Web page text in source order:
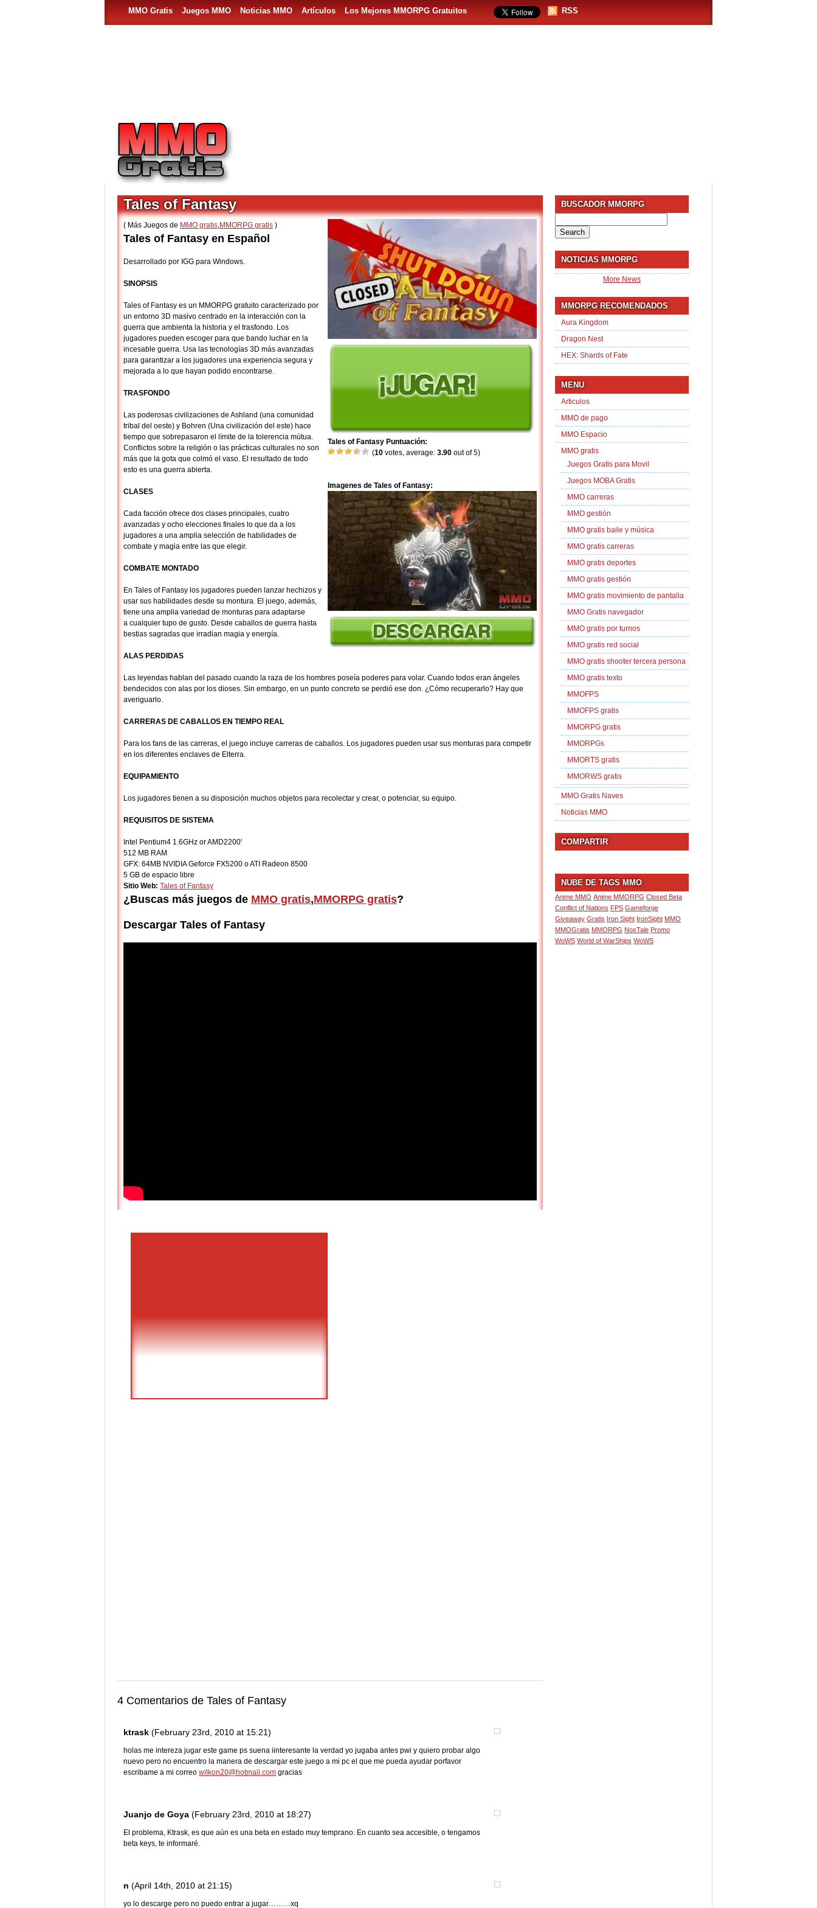
MMO Gratis Juegos MMO Noticias MMO Artículos Los Mejores MMORPG Gratuitos RSS
Tales of Fantasy Puntuación:
(10 votes, average: 3.90 out of 5)
Imagenes de Tales of Fantasy:
Tales of Fantasy
( Más Juegos de MMO gratis,MMORPG gratis )
Tales of Fantasy en Español
Desarrollado por IGG para Windows.
SINOPSIS
Tales of Fantasy es un MMORPG gratuito caracterizado por
un entorno 3D masivo centrado en la interacción con la
guerra que ambienta la historia y el trasfondo. Los
jugadores pueden escoger para que bando luchar en la
incesable guerra. Usa las tecnologías 3D más avanzadas
para garantizar a los jugadores una experiencia segura y
mejorada a lo que hayan podido encontrarse.
TRASFONDO
Las poderosas civilizaciones de Ashland (una comunidad
tribal del oeste) y Bohren (Una civilización del este) hace
tiempo que sobrepasaron el límite de la tolerencia mútua.
Conflictos sobre la religión o las prácticas culturales no son
más que la gota que colmó el vaso. El resultado de todo
esto es una guerra abierta.
CLASES
Cada facción ofrece dos clases principales, cuatro
avanzadas y ocho elecciones finales lo que da a los
jugadores a una amplia selección de habilidades de
combate y magia entre las que elegir.
COMBATE MONTADO
En Tales of Fantasy los jugadores pueden lanzar hechizos y
usar sus habilidades desde su montura. El juego, además,
tiene una amplia variedad de monturas para adaptarse
a cualquier tupo de gusto. Desde caballos de guerra hasta
bestias sagradas que irradian magia y energía.
ALAS PERDIDAS
Las leyendas hablan del pasado cuando la raza de los hombres poseía poderes para volar. Cuando todos eran ángeles
bendecidos con alas por los dioses. Sin embargo, en un punto concreto se perdió ese don. ¿Cómo recuperarlo? Hay que
averiguarlo.
CARRERAS DE CABALLOS EN TIEMPO REAL
Para los fans de las carreras, el juego incluye carreras de caballos. Los jugadores pueden usar sus monturas para competir
en los diferentes enclaves de Elterra.
EQUIPAMIENTO
Los jugadores tienen a su disposición muchos objetos para recolectar y crear, o potenciar, su equipo.
REQUISITOS DE SISTEMA
Intel Pentium4 1.6GHz or AMD2200'
512 MB RAM
GFX: 64MB NVIDIA Geforce FX5200 o ATI Radeon 8500
5 GB de espacio libre
Sitio Web: Tales of Fantasy
¿Buscas más juegos de MMO gratis,MMORPG gratis?
Descargar Tales of Fantasy
4 Comentarios de Tales of Fantasy
ktrask (February 23rd, 2010 at 15:21)
holas me intereza jugar este game ps suena iinteresante la verdad yo jugaba antes pwi y quiero probar algo
nuevo pero no encuentro la manera de descargar este juego a mi pc el que me pueda ayudar porfavor
escribame a mi correo wilkon20@hotmail.com gracias
Juanjo de Goya (February 23rd, 2010 at 18:27)
El problema, Ktrask, es que aún es una beta en estado muy temprano. En cuanto sea accesible, o tengamos
beta keys, te informaré.
n (April 14th, 2010 at 21:15)
yo lo descarge pero no puedo entrar a jugar………xq
BUSCADOR MMORPG
for:
NOTICIAS MMORPG
More News
MMORPG RECOMENDADOS
Aura Kingdom
Dragon Nest
HEX: Shards of Fate
MENU
Articulos
MMO de pago
MMO Espacio
MMO gratis
Juegos Gratis para Movil
Juegos MOBA Gratis
MMO carreras
MMO gestión
MMO gratis baile y música
MMO gratis carreras
MMO gratis deportes
MMO gratis gestión
MMO gratis movimiento de pantalla
MMO Gratis navegador
MMO gratis por turnos
MMO gratis red social
MMO gratis shooter tercera persona
MMO gratis texto
MMOFPS
MMOFPS gratis
MMORPG gratis
MMORPGs
MMORTS gratis
MMORWS gratis
MMO Gratis Naves
Noticias MMO
COMPARTIR
NUBE DE TAGS MMO
Anime MMO Anime MMORPG Closed Beta
Conflict of Nations FPS Gameforge
Giveaway Gratis Iron Sight IronSight MMO
MMOGratis MMORPG NosTale Promo
WoWS World of WarShips WoWS